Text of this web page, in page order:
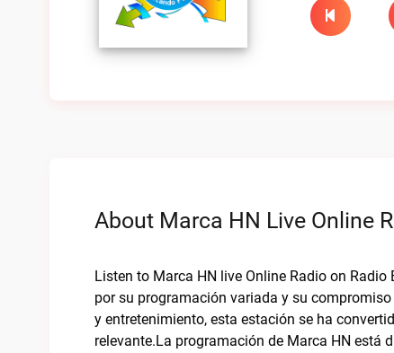
About Marca HN Live Online
Listen to Marca HN live Online Radio on
por su programación variada y su
y entretenimiento, esta estación se ha
relevante.La programación de Marca HN está